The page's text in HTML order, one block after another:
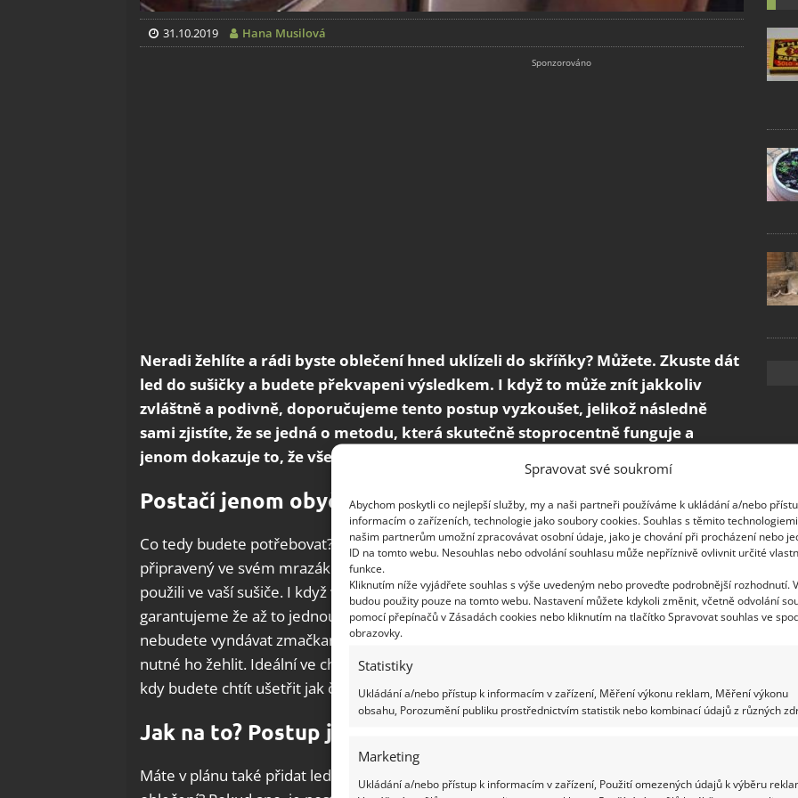
Spravovat své soukromí
Abychom poskytli co nejlepší služby, my a naši partneři používáme k ukládání a/nebo
informacím o zařízeních, technologie jako soubory cookies. Souhlas s těmito
našim partnerům umožní zpracovávat osobní údaje, jako je chování při procházení nebo
ID na tomto webu. Nesouhlas nebo odvolání souhlasu může nepříznivě ovlivnit určité
funkce.
Kliknutím níže vyjádřete souhlas s výše uvedeným nebo proveďte podrobnější rozhodnutí.
budou použity pouze na tomto webu. Nastavení můžete kdykoli změnit, včetně odvolání
pomocí přepínačů v Zásadách cookies nebo kliknutím na tlačítko Spravovat souhlas ve
obrazovky.
Statistiky
Ukládání a/nebo přístup k informacím v zařízení, Měření výkonu reklam, Měření výkonu
obsahu, Porozumění publiku prostřednictvím statistik nebo kombinací údajů z různých
Marketing
Ukládání a/nebo přístup k informacím v zařízení, Použití omezených údajů k výběru
31.10.2019 Hana Musilová
Neradi žehlíte a rádi byste oblečení hned uklízeli do skříňky? Můžete. Zkuste dát
led do sušičky a budete překvapeni výsledkem. I když to může znít jakkoliv
zvláštně a podivně, doporučujeme tento postup vyzkoušet, jelikož následně
sami zjistíte, že se jedná o metodu, která skutečně stoprocentně funguje a
jenom dokazuje to, že všechny unikátní věci jsou v jádru jednoduché.
Postačí jenom obyčejný led
Co tedy budete potřebovat? Obyčejný led. Tedy pár kostek ledu, který mějte
připravený ve svém mrazáku k tomu, abyste vždy několik kostek vyndali a následně je
použili ve vaší sušiče. I když vám přijde zvláštní dávat let do sušičky, tak vám
garantujeme že až to jednou zkusíte, budete ho tam dávat stále. To proto, že už nikdy
nebudete vyndávat zmačkané oblečení. To bude dokonale rovné a následně nebude
nutné ho žehlit. Ideální ve chvíli, kdy si budete chtít oblečení hned obléci, tak i ve chvíli,
kdy budete chtít ušetřit jak čas, tak i námahu.
Jak na to? Postup je jednoduchý
Máte v plánu také přidat led do sušičky, a tak si zajistit dokonalé a nezmačkané